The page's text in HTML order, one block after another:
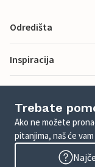
Odredišta
Inspiracija
Trebate
Ako ne možete
pitanjima, naš će